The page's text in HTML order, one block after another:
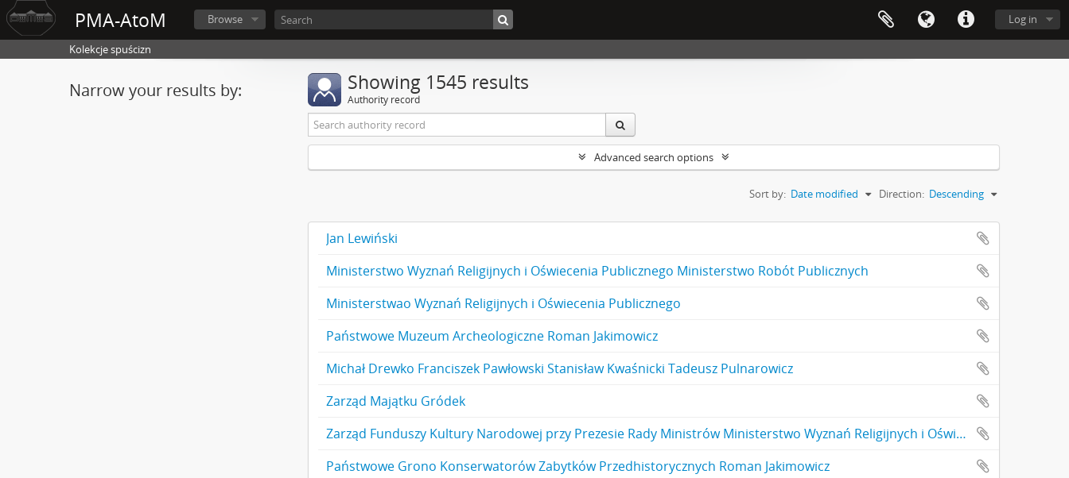
PMA-AtoM Log in
Browse
Kolekcje spuścizn
Narrow your results by: Showing 1545 results
Authority record
Advanced search options
Sort by: Date modified Direction: Descending
Jan Lewiński
Ministerstwo Wyznań Religijnych i Oświecenia Publicznego Ministerstwo Robót Publicznych
Ministerstwao Wyznań Religijnych i Oświecenia Publicznego
Państwowe Muzeum Archeologiczne Roman Jakimowicz
Michał Drewko Franciszek Pawłowski Stanisław Kwaśnicki Tadeusz Pulnarowicz
Zarząd Majątku Gródek
Zarząd Funduszy Kultury Narodowej przy Prezesie Rady Ministrów Ministerstwo Wyznań Religijnych i Oświecenia Publicznego
Państwowe Grono Konserwatorów Zabytków Przedhistorycznych Roman Jakimowicz